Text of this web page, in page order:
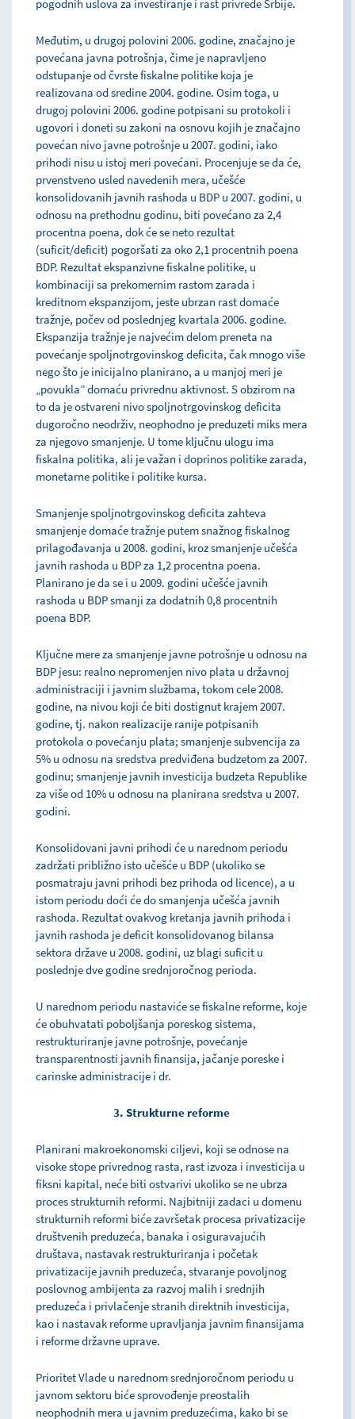
pogodnih uslova za investiranje i rast privrede Srbije.
Međutim, u drugoj polovini 2006. godine, značajno je
povećana javna potrošnja, čime je napravljeno
odstupanje od čvrste fiskalne politike koja je
realizovana od sredine 2004. godine. Osim toga, u
drugoj polovini 2006. godine potpisani su protokoli i
ugovori i doneti su zakoni na osnovu kojih je značajno
povećan nivo javne potrošnje u 2007. godini, iako
prihodi nisu u istoj meri povećani. Procenjuje se da će,
prvenstveno usled navedenih mera, učešće
konsolidovanih javnih rashoda u BDP u 2007. godini, u
odnosu na prethodnu godinu, biti povećano za 2,4
procentna poena, dok će se neto rezultat
(suficit/deficit) pogoršati za oko 2,1 procentnih poena
BDP. Rezultat ekspanzivne fiskalne politike, u
kombinaciji sa prekomernim rastom zarada i
kreditnom ekspanzijom, jeste ubrzan rast domaće
tražnje, počev od poslednjeg kvartala 2006. godine.
Ekspanzija tražnje je najvećim delom preneta na
povećanje spoljnotrgovinskog deficita, čak mnogo više
nego što je inicijalno planirano, a u manjoj meri je
„povukla” domaću privrednu aktivnost. S obzirom na
to da je ostvareni nivo spoljnotrgovinskog deficita
dugoročno neodrživ, neophodno je preduzeti miks mera
za njegovo smanjenje. U tome ključnu ulogu ima
fiskalna politika, ali je važan i doprinos politike zarada,
monetarne politike i politike kursa.
Smanjenje spoljnotrgovinskog deficita zahteva
smanjenje domaće tražnje putem snažnog fiskalnog
prilagođavanja u 2008. godini, kroz smanjenje učešća
javnih rashoda u BDP za 1,2 procentna poena.
Planirano je da se i u 2009. godini učešće javnih
rashoda u BDP smanji za dodatnih 0,8 procentnih
poena BDP.
Ključne mere za smanjenje javne potrošnje u odnosu na
BDP jesu: realno nepromenjen nivo plata u državnoj
administraciji i javnim službama, tokom cele 2008.
godine, na nivou koji će biti dostignut krajem 2007.
godine, tj. nakon realizacije ranije potpisanih
protokola o povećanju plata; smanjenje subvencija za
5% u odnosu na sredstva predviđena budzetom za 2007.
godinu; smanjenje javnih investicija budzeta Republike
za više od 10% u odnosu na planirana sredstva u 2007.
godini.
Konsolidovani javni prihodi će u narednom periodu
zadržati približno isto učešće u BDP (ukoliko se
posmatraju javni prihodi bez prihoda od licence), a u
istom periodu doći će do smanjenja učešća javnih
rashoda. Rezultat ovakvog kretanja javnih prihoda i
javnih rashoda je deficit konsolidovanog bilansa
sektora države u 2008. godini, uz blagi suficit u
poslednje dve godine srednjoročnog perioda.
U narednom periodu nastaviće se fiskalne reforme, koje
će obuhvatati poboljšanja poreskog sistema,
restrukturiranje javne potrošnje, povećanje
transparentnosti javnih finansija, jačanje poreske i
carinske administracije i dr.
3. Strukturne reforme
Planirani makroekonomski ciljevi, koji se odnose na
visoke stope privrednog rasta, rast izvoza i investicija u
fiksni kapital, neće biti ostvarivi ukoliko se ne ubrza
proces strukturnih reformi. Najbitniji zadaci u domenu
strukturnih reformi biće završetak procesa privatizacije
društvenih preduzeća, banaka i osiguravajućih
društava, nastavak restrukturiranja i početak
privatizacije javnih preduzeća, stvaranje povoljnog
poslovnog ambijenta za razvoj malih i srednjih
preduzeća i privlačenje stranih direktnih investicija,
kao i nastavak reforme upravljanja javnim finansijama
i reforme državne uprave.
Prioritet Vlade u narednom srednjoročnom periodu u
javnom sektoru biće sprovođenje preostalih
neophodnih mera u javnim preduzećima, kako bi se